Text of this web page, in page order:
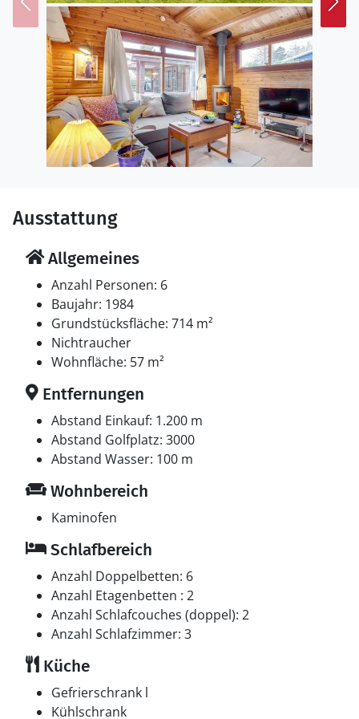
Außendusche. Es steht ein Grill zur Verfügung. Es ist
ein Ladestecker für Elektroautos installiert. Parkplatz
auf dem Grundstück.
Einrichtung
Das Ferienhaus eignet sich für 6 Personen. Die
Ferienunterkunft hat eine Wohnfläche von 57 m² und
wurde 1984 gebaut. Haustiere dürfen nicht
mitgebracht werden. Die Ferienunterkunft ist mit
10 Liter Nutzinhalt. Es gibt außerdem einen Kaminofen.
Für die jüngsten Feriengäste ist 1 Kinderhochstuhl
vorhanden.
Schlafverhältnisse
Die Schlafplätze verteilen sich auf 3 Schlafräume. 6
Schlafplätze in Doppelbetten. 2 Schlafplätze in einem
Etagenbett. 2 Schlafplätze auf einer
Doppelschlafcouch. 2 von diesen Schlafplätzen
befinden sich im Gästehaus und 2 befinden sich im
Wohnzimmer.
Multimedien
In der Ferienunterkunft gibt es einen Fernseher.1
steht kabellose Internetverbindung zur Verfügung.
Ausstattung
Allgemeines
Anzahl Personen: 6
Baujahr: 1984
Grundstücksfläche: 714 m²
Nichtraucher
Wohnfläche: 57 m²
Entfernungen
Abstand Einkauf: 1.200 m
Abstand Golfplatz: 3000
Abstand Wasser: 100 m
Wohnbereich
Kaminofen
Schlafbereich
Anzahl Doppelbetten: 6
Anzahl Etagenbetten : 2
Anzahl Schlafcouches (doppel): 2
Anzahl Schlafzimmer: 3
Küche
Gefrierschrank l
Kühlschrank